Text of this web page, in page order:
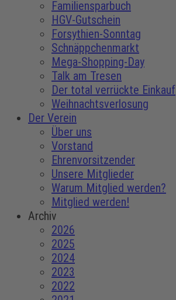
Familiensparbuch
HGV-Gutschein
Forsythien-Sonntag
Schnäppchenmarkt
Mega-Shopping-Day
Talk am Tresen
Der total verrückte Einkauf
Weihnachtsverlosung
Der Verein
Über uns
Vorstand
Ehrenvorsitzender
Unsere Mitglieder
Warum Mitglied werden?
Mitglied werden!
Archiv
2026
2025
2024
2023
2022